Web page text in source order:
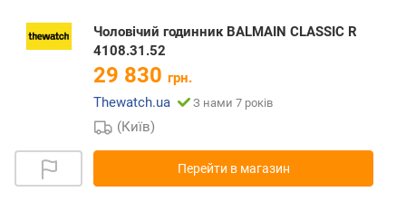
Чоловічий годинник BALMAIN CLASSIC R
4108.31.52
29 830 грн.
Thewatch.ua
З нами 7 років
(Київ)
Перейти в магазин